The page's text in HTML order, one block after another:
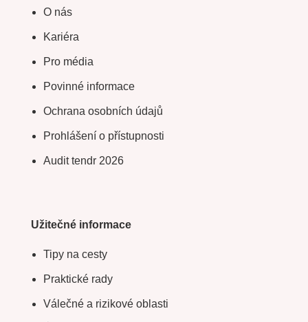
O nás
Kariéra
Pro média
Povinné informace
Ochrana osobních údajů
Prohlášení o přístupnosti
Audit tendr 2026
Užitečné informace
Tipy na cesty
Praktické rady
Válečné a rizikové oblasti